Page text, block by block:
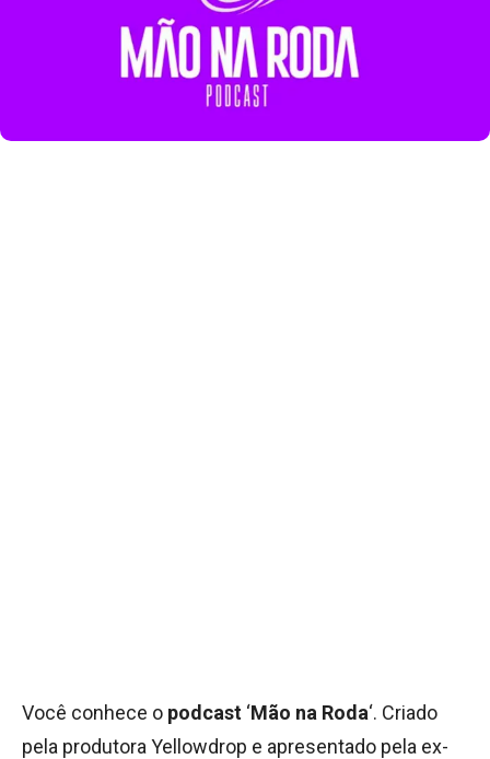
Você conhece o podcast ‘Mão na Roda‘. Criado
pela produtora Yellowdrop e apresentado pela ex-